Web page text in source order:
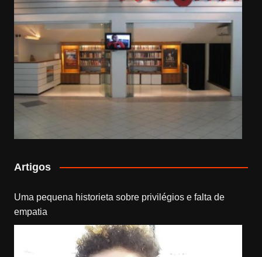
Artigos
Uma pequena historieta sobre privilégios e falta de
empatia